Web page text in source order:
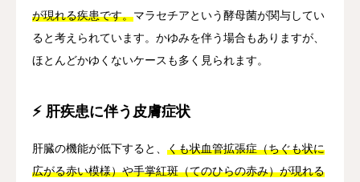
が現れる疾患です。マラセチアという酵母菌が関与してい
ると考えられています。かゆみを伴う場合もありますが、
ほとんどかゆくないケースも多く見られます。
⚡ 肝疾患に伴う皮膚症状
肝臓の機能が低下すると、 くも状血管拡張症（ちぐも状に
広がる赤い模様）や手掌紅斑（てのひらの赤み）が現れる